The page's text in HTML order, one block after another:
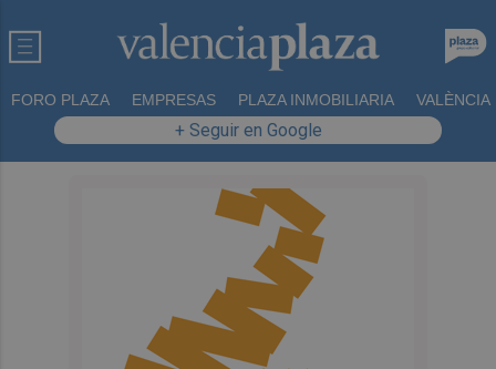
FORO PLAZA EMPRESAS PLAZA INMOBILIARIA VALÈNCIA
+ Seguir en Google